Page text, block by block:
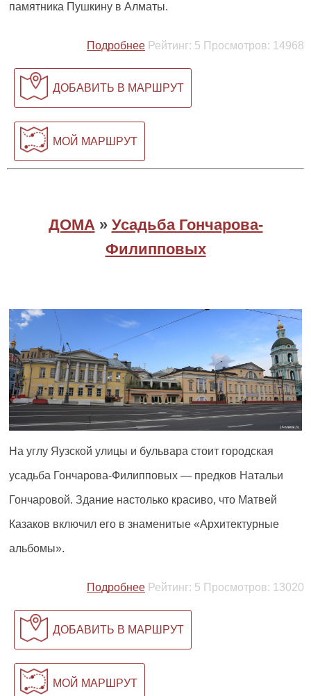
памятника Пушкину в Алматы.
Подробнее Рейтинг: 5 Просмотров: 14968
ДОБАВИТЬ В МАРШРУТ
МОЙ МАРШРУТ
ДОМА » Усадьба Гончарова-
Филипповых
На углу Яузской улицы и бульвара стоит городская
усадьба Гончарова-Филипповых — предков Натальи
Гончаровой. Здание настолько красиво, что Матвей
Казаков включил его в знаменитые «Архитектурные
альбомы».
Подробнее Рейтинг: 5 Просмотров: 13020
ДОБАВИТЬ В МАРШРУТ
МОЙ МАРШРУТ